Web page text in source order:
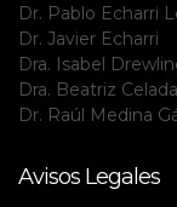
Dr. Pablo Echarri
Dr. Javier Echarri
Dra. Isabel
Dra. Beatriz
Dr. Raúl Medina
Avisos Legales